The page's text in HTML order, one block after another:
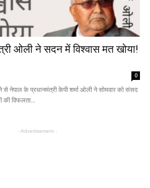
ओली ने सदन में विश्वास मत खोया!
0
नेपाल के प्रधानमंत्री केपी शर्मा ओली ने सोमवार को संसद
की विफलता...
- Advertisement -